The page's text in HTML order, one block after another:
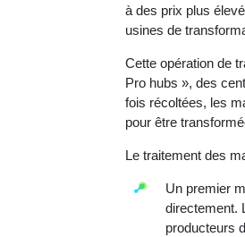
à des prix plus
usines de
Cette opération de
Pro hubs », des
fois récoltées, les
pour être
Le traitement des
Un premier
directement.
producteurs